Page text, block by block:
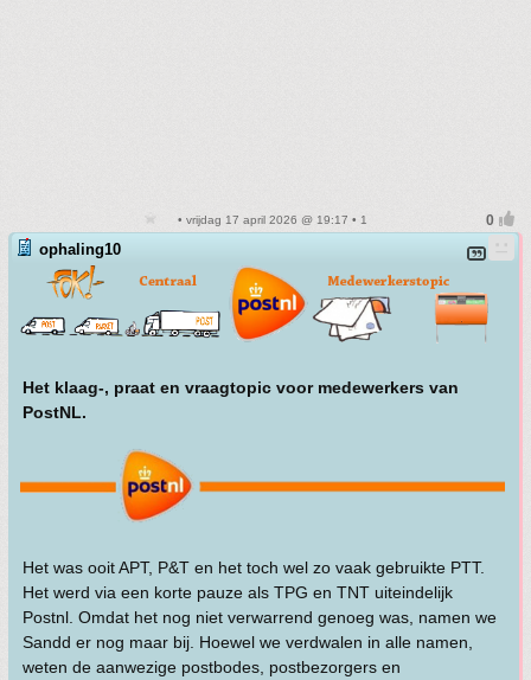
• vrijdag 17 april 2026 @ 19:17 • 1
ophaling10
Het klaag-, praat en vraagtopic voor medewerkers van
PostNL.
Het was ooit APT, P&T en het toch wel zo vaak gebruikte PTT.
Het werd via een korte pauze als TPG en TNT uiteindelijk
Postnl. Omdat het nog niet verwarrend genoeg was, namen we
Sandd er nog maar bij. Hoewel we verdwalen in alle namen,
weten de aanwezige postbodes, postbezorgers en